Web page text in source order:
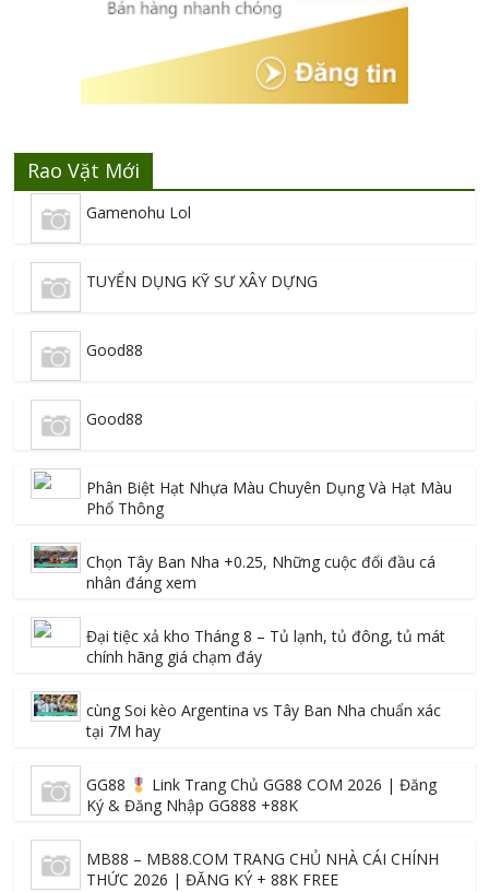
Rao Vặt Mới
Gamenohu Lol
TUYỂN DỤNG KỸ SƯ XÂY DỰNG
Good88
Good88
Phân Biệt Hạt Nhựa Màu Chuyên Dụng Và Hạt Màu
Phổ Thông
Chọn Tây Ban Nha +0.25, Những cuộc đối đầu cá
nhân đáng xem
Đại tiệc xả kho Tháng 8 – Tủ lạnh, tủ đông, tủ mát
chính hãng giá chạm đáy
cùng Soi kèo Argentina vs Tây Ban Nha chuẩn xác
tại 7M hay
GG88
Link Trang Chủ GG88 COM 2026 | Đăng
Ký & Đăng Nhập GG888 +88K
MB88 – MB88.COM TRANG CHỦ NHÀ CÁI CHÍNH
THỨC 2026 | ĐĂNG KÝ + 88K FREE